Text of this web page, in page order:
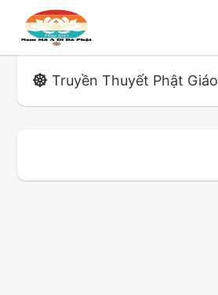
Truyền Thuyết Phật Giáo